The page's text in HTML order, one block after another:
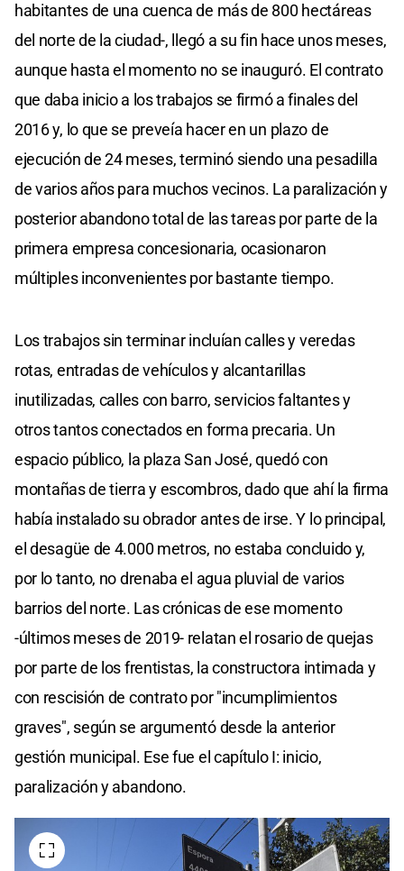
habitantes de una cuenca de más de 800 hectáreas
del norte de la ciudad-, llegó a su fin hace unos meses,
aunque hasta el momento no se inauguró. El contrato
que daba inicio a los trabajos se firmó a finales del
2016 y, lo que se preveía hacer en un plazo de
ejecución de 24 meses, terminó siendo una pesadilla
de varios años para muchos vecinos. La paralización y
posterior abandono total de las tareas por parte de la
primera empresa concesionaria, ocasionaron
múltiples inconvenientes por bastante tiempo.
Los trabajos sin terminar incluían calles y veredas
rotas, entradas de vehículos y alcantarillas
inutilizadas, calles con barro, servicios faltantes y
otros tantos conectados en forma precaria. Un
espacio público, la plaza San José, quedó con
montañas de tierra y escombros, dado que ahí la firma
había instalado su obrador antes de irse. Y lo principal,
el desagüe de 4.000 metros, no estaba concluido y,
por lo tanto, no drenaba el agua pluvial de varios
barrios del norte. Las crónicas de ese momento
-últimos meses de 2019- relatan el rosario de quejas
por parte de los frentistas, la constructora intimada y
con rescisión de contrato por "incumplimientos
graves", según se argumentó desde la anterior
gestión municipal. Ese fue el capítulo I: inicio,
paralización y abandono.